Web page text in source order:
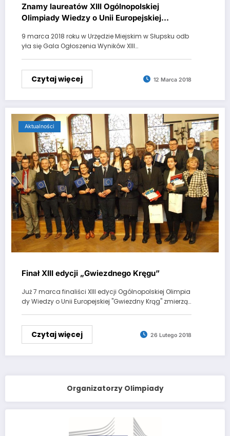
Znamy laureatów XIII Ogólnopolskiej
Olimpiady Wiedzy o Unii Europejskiej
9 marca 2018 roku w Urzędzie Miejskim w Słupsku odb
yła się Gala Ogłoszenia Wyników XIII…
Czytaj więcej 12 Marca 2018
Aktualności
Finał XIII edycji „Gwiezdnego Kręgu”
Już 7 marca finaliści XIII edycji Ogólnopolskiej Olimpia
dy Wiedzy o Unii Europejskiej "Gwiezdny Krąg" zmierzą…
Czytaj więcej 26 Lutego 2018
Organizatorzy Olimpiady